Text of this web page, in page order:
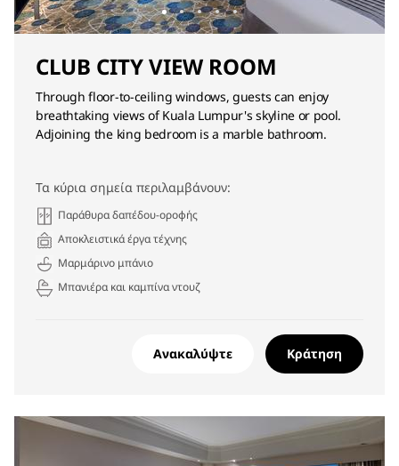
CLUB CITY VIEW ROOM
Through floor-to-ceiling windows, guests can enjoy
breathtaking views of Kuala Lumpur's skyline or pool.
Adjoining the king bedroom is a marble bathroom.
Τα κύρια σημεία περιλαμβάνουν:
Παράθυρα δαπέδου-οροφής
Αποκλειστικά έργα τέχνης
Μαρμάρινο μπάνιο
Μπανιέρα και καμπίνα ντουζ
Ανακαλύψτε Κράτηση